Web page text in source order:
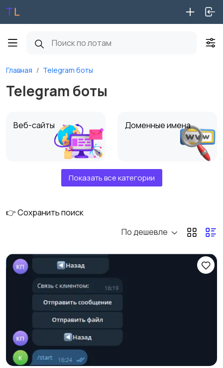
Главная Telegram боты
Telegram боты
Веб-сайты Доменные имена
Telegram каналы
Маркетплейсы
Telegram боты
Показать все категории
👉 Сохранить поиск
По дешевле